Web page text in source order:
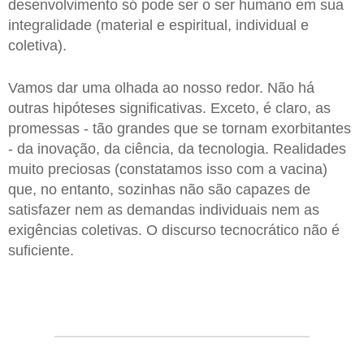
desenvolvimento só pode ser o ser humano em sua
integralidade (material e espiritual, individual e
coletiva).
Vamos dar uma olhada ao nosso redor. Não há
outras hipóteses significativas. Exceto, é claro, as
promessas - tão grandes que se tornam exorbitantes
- da inovação, da ciência, da tecnologia. Realidades
muito preciosas (constatamos isso com a vacina)
que, no entanto, sozinhas não são capazes de
satisfazer nem as demandas individuais nem as
exigências coletivas. O discurso tecnocrático não é
suficiente.